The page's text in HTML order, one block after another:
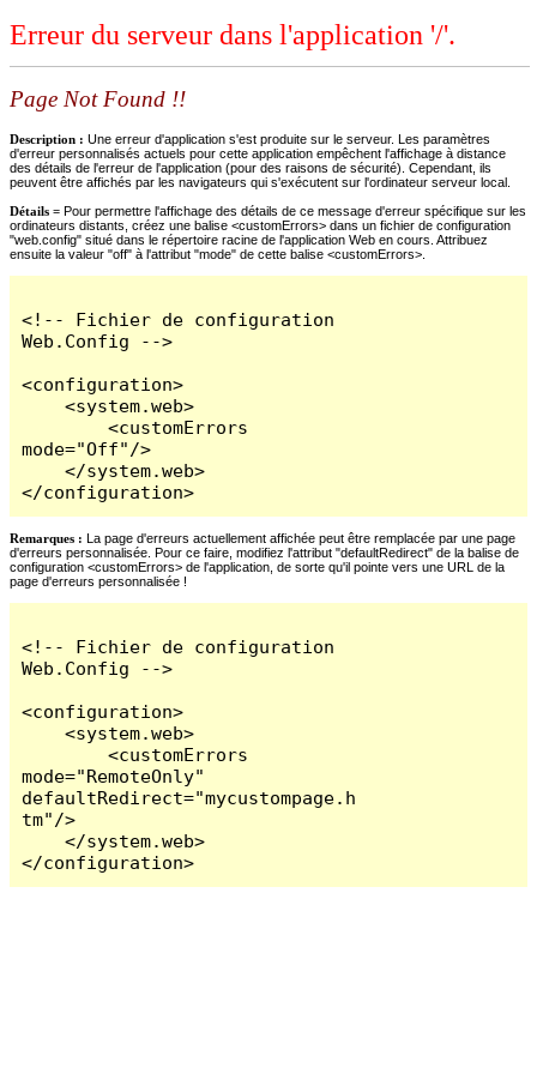
Erreur du serveur dans l'application '/'.
Page Not Found !!
Description : Une erreur d'application s'est produite sur le serveur. Les paramètres
d'erreur personnalisés actuels pour cette application empêchent l'affichage à distance
des détails de l'erreur de l'application (pour des raisons de sécurité). Cependant, ils
peuvent être affichés par les navigateurs qui s'exécutent sur l'ordinateur serveur local.
Détails = Pour permettre l'affichage des détails de ce message d'erreur spécifique sur les
ordinateurs distants, créez une balise <customErrors> dans un fichier de configuration
"web.config" situé dans le répertoire racine de l'application Web en cours. Attribuez
ensuite la valeur "off" à l'attribut "mode" de cette balise <customErrors>.
<!-- Fichier de configuration
Web.Config -->
<configuration>
    <system.web>
        <customErrors
mode="Off"/>
    </system.web>
</configuration>
Remarques : La page d'erreurs actuellement affichée peut être remplacée par une page
d'erreurs personnalisée. Pour ce faire, modifiez l'attribut "defaultRedirect" de la balise de
configuration <customErrors> de l'application, de sorte qu'il pointe vers une URL de la
page d'erreurs personnalisée !
<!-- Fichier de configuration
Web.Config -->
<configuration>
    <system.web>
        <customErrors
mode="RemoteOnly"
defaultRedirect="mycustompage.h
tm"/>
    </system.web>
</configuration>